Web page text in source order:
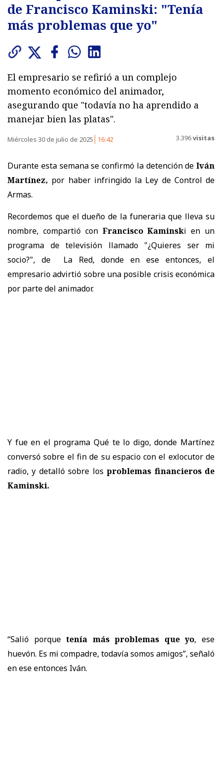
de Francisco Kaminski: "Tenía
más problemas que yo"
El empresario se refirió a un complejo
momento económico del animador,
asegurando que "todavía no ha aprendido a
manejar bien las platas".
Miércoles 30 de julio de 2025 16:42 3.396visitas
Durante esta semana se confirmó la detención de Iván
Martínez, por haber infringido la Ley de Control de
Armas.
Recordemos que el dueño de la funeraria que lleva su
nombre, compartió con Francisco Kaminski en un
programa de televisión llamado "¿Quieres ser mi
socio?", de La Red, donde en ese entonces, el
empresario advirtió sobre una posible crisis económica
por parte del animador.
Y fue en el programa Qué te lo digo, donde Martínez
conversó sobre el fin de su espacio con el exlocutor de
radio, y detalló sobre los problemas financieros de
Kaminski.
“Salió porquetenía más problemas que yo, ese
huevón. Es mi compadre, todavía somos amigos”, señaló
en ese entonces Iván.